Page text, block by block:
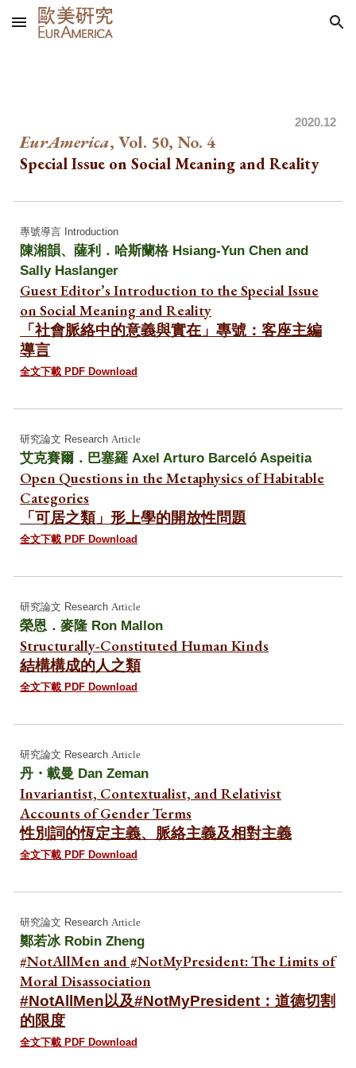
Skip to main content Skip to navigation
2020.12
EurAmerica, Vol. 50, No.4
Special Issue on Social Meaning and Reality
專號導言 Introduction
陳湘韻、薩利．哈斯蘭格 Hsiang-YunChen and
Sally Haslanger
Guest Editor’s Introduction to the Special Issue
onSocialMeaning and Reality
「社會脈絡中的意義與實在」專號：客座主編
導言
全文下載 PDF Download
研究論文 ResearchArticle
艾克賽爾 ． 巴塞羅 Axel Arturo Barceló Aspeitia
Open Questions in the Metaphysics of Habitable
Categories
「可居之類」形上學的開放性問題
全文下載 PDF Download
研究論文 ResearchArticle
榮恩．麥隆 Ron Mallon
Structurally-Constituted Human Kinds
結構構成的人之類
全文下載 PDF Download
研究論文 ResearchArticle
丹・載曼 Dan Zeman
Invariantist, Contextualist, and Relativist
Accounts of Gender Terms
性別詞的恆定主義、脈絡主義及相對主義
全文下載 PDF Download
研究論文 ResearchArticle
鄭若冰 Robin Zheng
#NotAllMen and #NotMyPresident: The Limits of
Moral Disassociation
#NotAllMen以及#NotMyPresident：道德切割
的限度
全文下載 PDF Download